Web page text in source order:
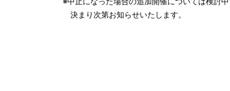
決まり次第お知らせいたします。